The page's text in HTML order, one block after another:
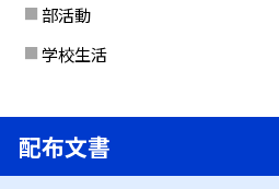
部活動
学校生活
配布文書